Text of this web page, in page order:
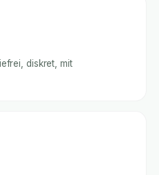
diskret, mit